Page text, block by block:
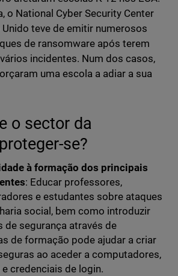
o National Cyber Security Center
Unido teve de emitir numerosos
de ransomware após terem
incidentes. Num dos casos,
uma escola a adiar a sua
o sector da
se?
à formação dos principais
: Educar professores,
e estudantes sobre ataques
social, bem como introduzir
de segurança através de
de formação pode ajudar a criar
ao aceder a computadores,
credenciais de login.